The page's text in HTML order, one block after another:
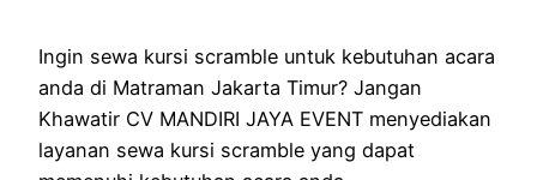
Ingin sewa kursi scramble untuk kebutuhan acara
anda di Matraman Jakarta Timur? Jangan
Khawatir CV MANDIRI JAYA EVENT menyediakan
layanan sewa kursi scramble yang dapat